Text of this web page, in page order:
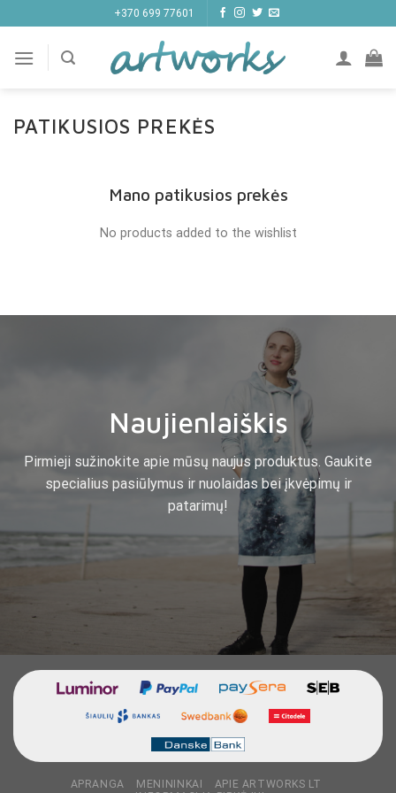
to
content
+370 699 77601
PATIKUSIOS PREKĖS
Mano patikusios prekės
No products added to the wishlist
Naujienlaiškis
Pirmieji sužinokite apie mūsų naujus produktus. Gaukite
specialius pasiūlymus ir nuolaidas bei įkvėpimų ir
patarimų!
APRANGA MENININKAI
APIE ARTWORKS LT